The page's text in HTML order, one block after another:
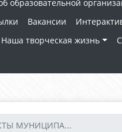
образовательной
Вакансии
Наша творческая жизнь
МУНИЦИПА...